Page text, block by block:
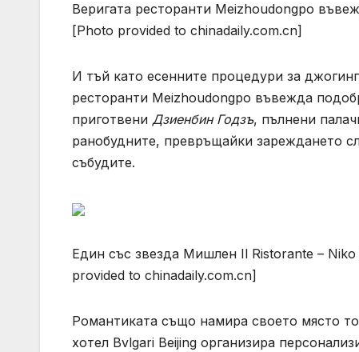
Веригата ресторанти Meizhoudongpo
[Photo provided to chinadaily.com.cn]
И тъй като есенните процедури за
ресторанти Meizhoudongpo въвежда
приготвени Дзиенбин Годзъ, пълнени
ранобудните, превръщайки зареждането
събудите.
Един със звезда Мишлен Il Ristorante –
provided to chinadaily.com.cn]
Романтиката също намира своето място
хотел Bvlgari Beijing организира